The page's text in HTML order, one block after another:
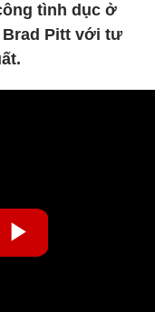
tình dục ở
Brad Pitt với tư